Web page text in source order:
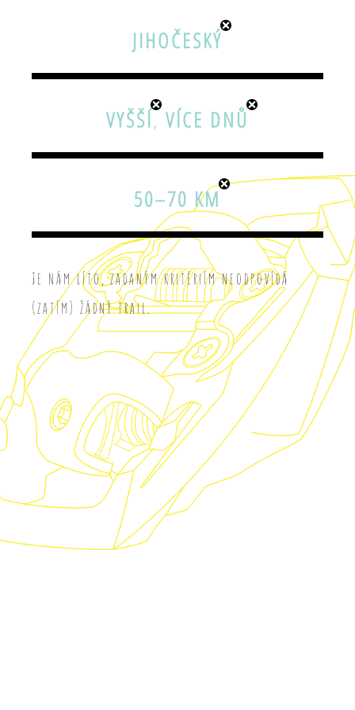
JIHOČESKÝ
VYŠŠÍ, VÍCE DNŮ
50–70 KM
Je nám líto, zadaným kritériím neodpovídá
(zatím) žádný trail.